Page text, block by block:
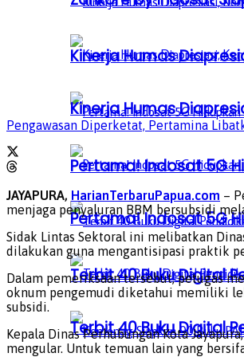
Kinerja Humas
Pertama! Indosat 5G
Terbit 40 Buku Digital
Kinerja Humas
Pertama! Indosat 5G
Terbit 40 Buku Digital
Pengawasan Diperketat, Pertamina
JAYAPURA, HarianTerbaruPapua.com –
menjaga penyaluran BBM bersubsidi
Sidak Lintas Sektoral ini melibatkan
dilakukan guna mengantisipasi praktik
Dalam pemeriksaan tersebut, petugas
oknum pengemudi diketahui memiliki
subsidi.
Kepala Dinas Perhubungan Kota
mengular. Untuk temuan lain yang